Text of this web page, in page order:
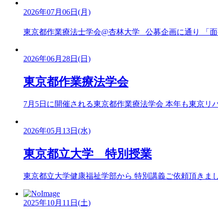
2026年07月06日(月)
東京都作業療法士学会@杏林大学 公募企画に通り 「面
2026年06月28日(日)
東京都作業療法学会
7月5日に開催される東京都作業療法学会 本年も東京リ
2026年05月13日(水)
東京都立大学 特別授業
東京都立大学健康福祉学部から 特別講義ご依頼頂きま
2025年10月11日(土)